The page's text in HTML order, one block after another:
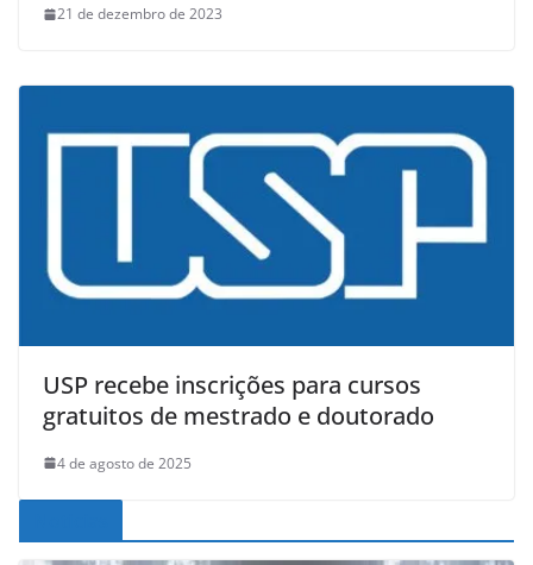
21 de dezembro de 2023
USP recebe inscrições para cursos
gratuitos de mestrado e doutorado
4 de agosto de 2025